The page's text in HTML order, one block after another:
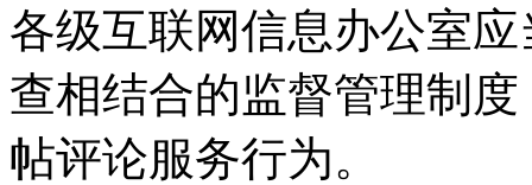
各级互联网信息办公室
查相结合的监督管理制
帖评论服务行为。